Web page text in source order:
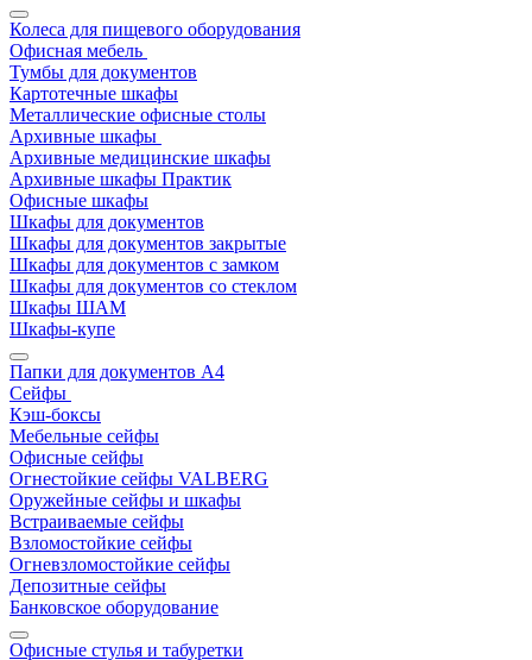
Колеса для пищевого оборудования
Офисная мебель
Тумбы для документов
Картотечные шкафы
Металлические офисные столы
Архивные шкафы
Архивные медицинские шкафы
Архивные шкафы Практик
Офисные шкафы
Шкафы для документов
Шкафы для документов закрытые
Шкафы для документов с замком
Шкафы для документов со стеклом
Шкафы ШАМ
Шкафы-купе
Папки для документов A4
Сейфы
Кэш-боксы
Мебельные сейфы
Офисные сейфы
Огнестойкие сейфы VALBERG
Оружейные сейфы и шкафы
Встраиваемые сейфы
Взломостойкие сейфы
Огневзломостойкие сейфы
Депозитные сейфы
Банковское оборудование
Офисные стулья и табуретки